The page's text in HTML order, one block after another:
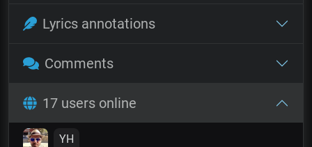
Lyrics annotations
Comments
17 users online
YH